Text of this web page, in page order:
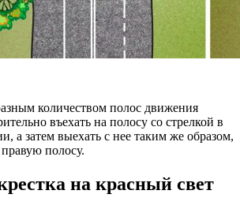
количеством полос движения
въехать на полосу со стрелкой в
а затем выехать с нее таким же образом,
полосу.
на красный свет